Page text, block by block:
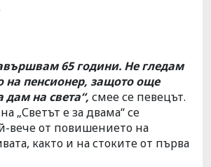
65 години. Не гледам
на пенсионер, защото още
на света“, смее се певецът.
„Светът е за двама“ се
вече от повишението на
както и на стоките от първа